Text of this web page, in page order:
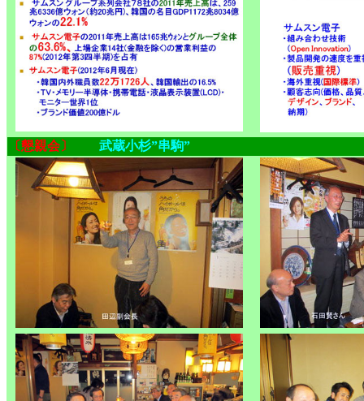
〔懇親会〕 武蔵小杉”串駒”